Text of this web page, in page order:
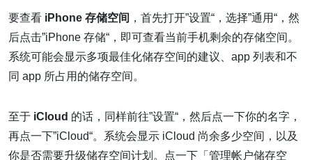
要查看 iPhone 存储空间 ，首先打开”设置“，选择”通用“，然
后点击”iPhone 存储“，即可查看当前手机剩余的存储空间。
系统可能会显示多项最佳化储存空间的建议、app 列表和不
同 app 所占用的储存空间。
至于 iCloud 的话，同样前往”设置“，然后点一下你的名字，
再点一下”iCloud“。系统会显示 iCloud 尚余多少空间，以及
你是否需要升级储存空间计划。点一下「管理帐户储存空